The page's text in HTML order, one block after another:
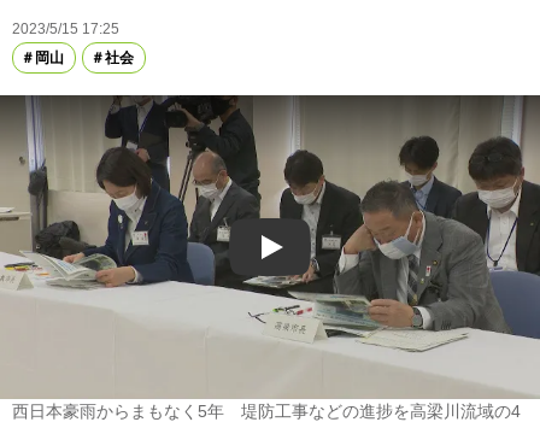
2023/5/15 17:25
岡山
社会
Play
西日本豪雨からまもなく5年 堤防工事などの進捗を高梁川流域の4